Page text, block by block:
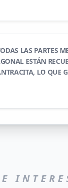
LAS PARTES
ESTÁN
LO QUE